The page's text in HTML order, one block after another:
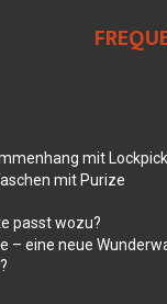
mit
mit Purize
passt wozu?
– eine neue